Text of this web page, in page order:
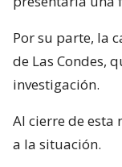
Por su parte, la
de Las Condes,
investigación.
Al cierre de esta
a la situación.